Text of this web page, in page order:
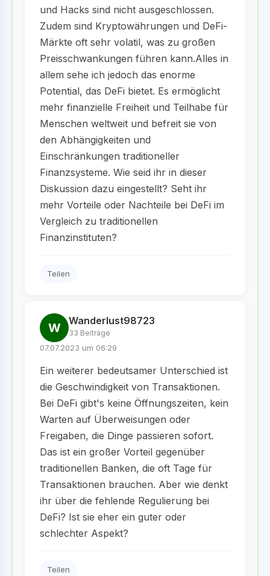
und Hacks sind nicht ausgeschlossen.
Zudem sind Kryptowährungen und DeFi-
Märkte oft sehr volatil, was zu großen
Preisschwankungen führen kann.Alles in
allem sehe ich jedoch das enorme
Potential, das DeFi bietet. Es ermöglicht
mehr finanzielle Freiheit und Teilhabe für
Menschen weltweit und befreit sie von
den Abhängigkeiten und
Einschränkungen traditioneller
Finanzsysteme. Wie seid ihr in dieser
Diskussion dazu eingestellt? Seht ihr
mehr Vorteile oder Nachteile bei DeFi im
Vergleich zu traditionellen
Finanzinstituten?
Teilen
W Wanderlust98723
33 Beiträge
07.07.2023 um 06:29
Ein weiterer bedeutsamer Unterschied ist
die Geschwindigkeit von Transaktionen.
Bei DeFi gibt's keine Öffnungszeiten, kein
Warten auf Überweisungen oder
Freigaben, die Dinge passieren sofort.
Das ist ein großer Vorteil gegenüber
traditionellen Banken, die oft Tage für
Transaktionen brauchen. Aber wie denkt
ihr über die fehlende Regulierung bei
DeFi? Ist sie eher ein guter oder
schlechter Aspekt?
Teilen